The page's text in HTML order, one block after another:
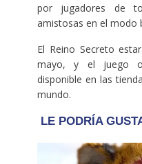
por jugadores de
amistosas en el modo
El Reino Secreto
mayo, y el juego
disponible en las
mundo.